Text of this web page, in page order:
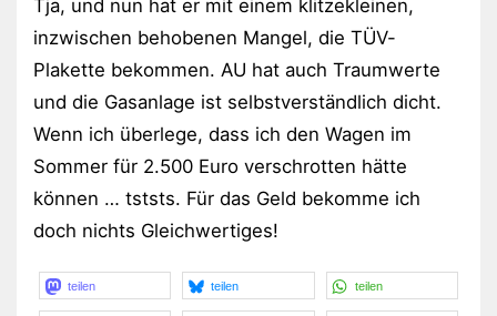
Tja, und nun hat er mit einem klitzekleinen,
inzwischen behobenen Mangel, die TÜV-
Plakette bekommen. AU hat auch Traumwerte
und die Gasanlage ist selbstverständlich dicht.
Wenn ich überlege, dass ich den Wagen im
Sommer für 2.500 Euro verschrotten hätte
können … tststs. Für das Geld bekomme ich
doch nichts Gleichwertiges!
teilen teilen teilen